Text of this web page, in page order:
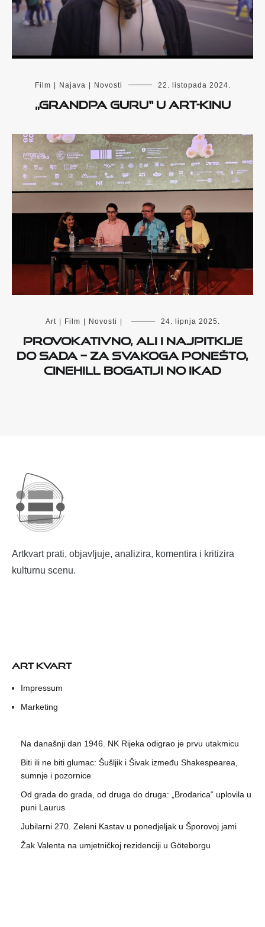
Film Najava Novosti 22. listopada 2024.
„Grandpa Guru“ u Art-kinu
Art Film Novosti 24. lipnja 2025.
Provokativno, ali i najpitkije
do sada – za svakoga ponešto,
Cinehill bogatiji no ikad
Artkvart prati, objavljuje, analizira, komentira i kritizira
kulturnu scenu.
ART KVART
Impressum
Marketing
Na današnji dan 1946. NK Rijeka odigrao je prvu utakmicu
Biti ili ne biti glumac: Šušljik i Šivak između Shakespearea,
sumnje i pozornice
Od grada do grada, od druga do druga: „Brodarica“ uplovila u
puni Laurus
Jubilarni 270. Zeleni Kastav u ponedjeljak u Šporovoj jami
Žak Valenta na umjetničkoj rezidenciji u Göteborgu